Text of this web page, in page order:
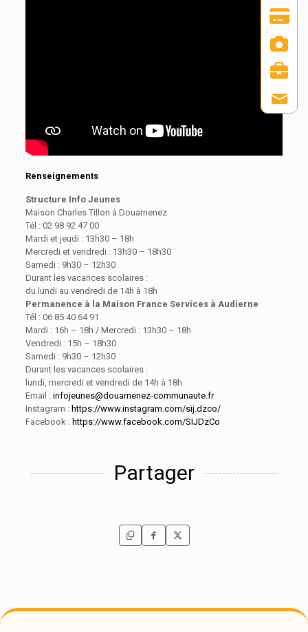
Renseignements
Structure Info Jeunes
Maison Charles Tillon à Douarnenez
Tél : 02 98 92 47 00
Mardi et jeudi : 13h30 – 18h
Mercredi et vendredi : 13h30 – 18h30
Samedi : 9h30 – 12h30
Durant les vacances scolaires :
du lundi au vendredi de 14h à 18h
Permanence à la Maison France Services à Audierne
Tél : 06 85 40 64 91
Mardi : 16h – 18h / Mercredi : 13h30 – 18h
Vendredi : 15h – 18h30
Samedi : 9h30 – 12h30
Durant les vacances scolaires :
lundi, mercredi et vendredi de 14h à 18h
Email : infojeunes@douarnenez-communaute.fr
Instagram : https://www.instagram.com/sij.dzco/
Facebook : https://www.facebook.com/SIJDzCo
Partager